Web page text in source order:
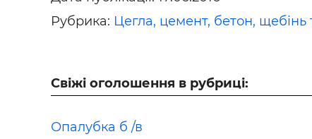
Рубрика: Цегла, цемент, бетон,
Свіжі оголошення в рубриці:
Опалубка б /в